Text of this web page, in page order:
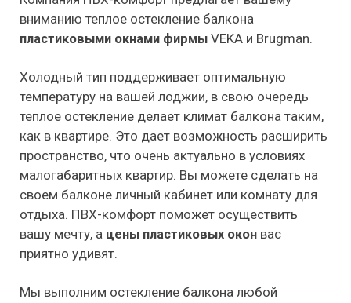
вниманию теплое остекление балкона
пластиковыми окнами фирмы VEKA и Brugman.
Холодный тип поддерживает оптимальную
температуру на вашей лоджии, в свою очередь
теплое остекление делает климат балкона таким,
как в квартире. Это дает возможность расширить
пространство, что очень актуально в условиях
малогабаритных квартир. Вы можете сделать на
своем балконе личный кабинет или комнату для
отдыха. ПВХ-комфорт поможет осуществить
вашу мечту, а цены пластиковых окон вас
приятно удивят.
Мы выполним остекление балкона любой